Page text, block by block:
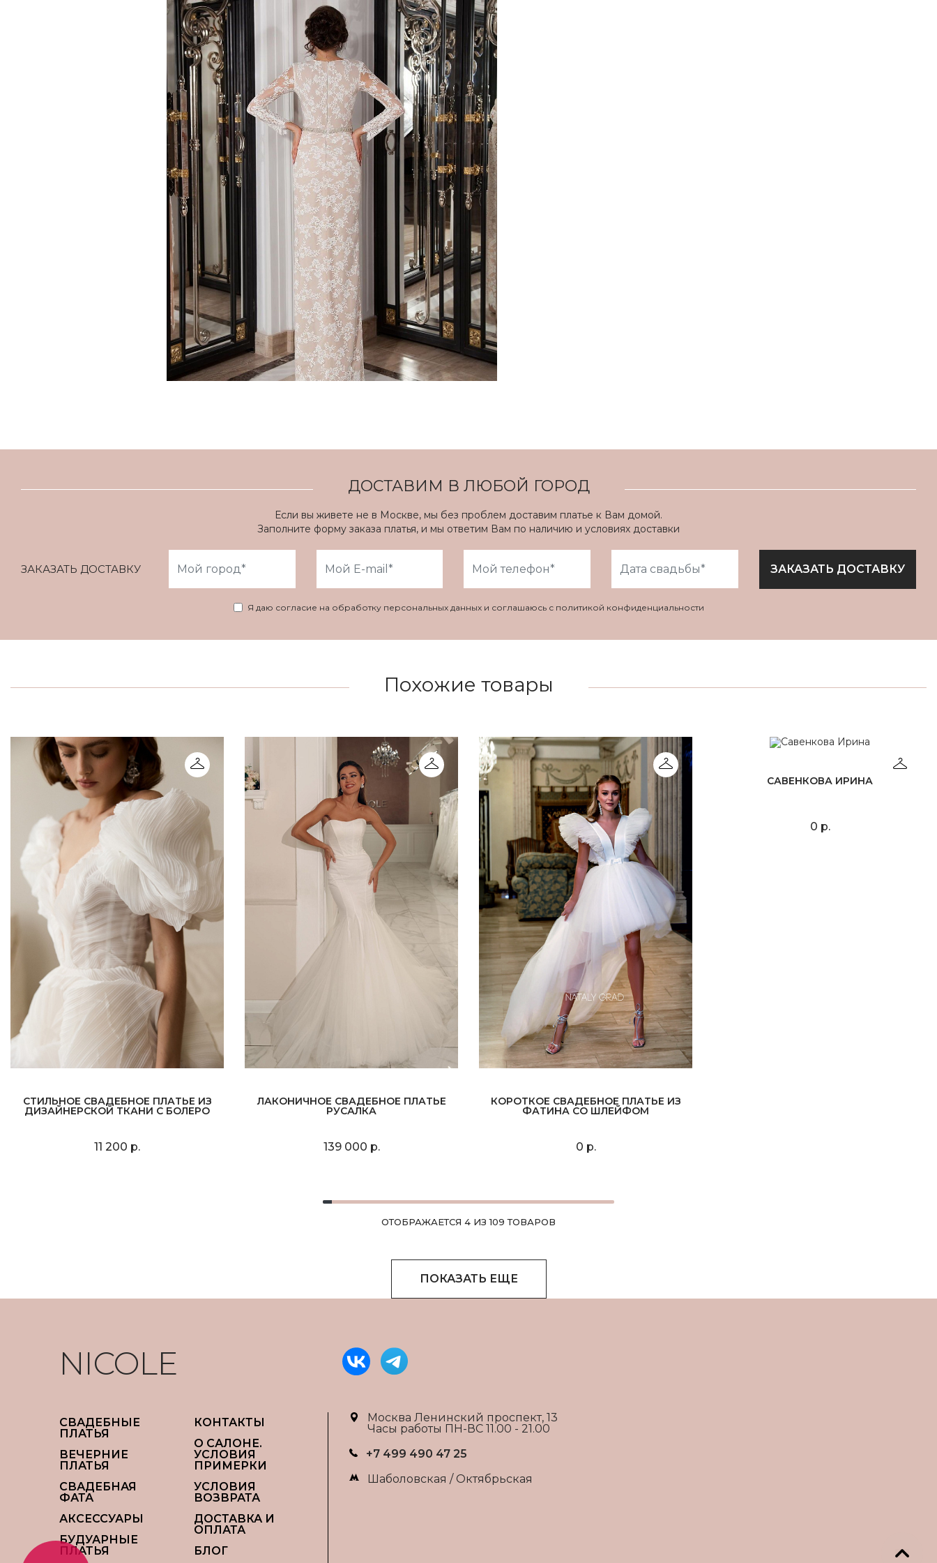
ДОСТАВИМ В ЛЮБОЙ ГОРОД
Если вы живете не в Москве, мы без проблем доставим платье к Вам домой.
Заполните форму заказа платья, и мы ответим Вам по наличию и условиях доставки
ЗАКАЗАТЬ ДОСТАВКУ ЗАКАЗАТЬ ДОСТАВКУ
Я даю согласие на обработку персональных данных и соглашаюсь с политикой конфиденциальности
Похожие товары
СТИЛЬНОЕ СВАДЕБНОЕ ПЛАТЬЕ ИЗ
ДИЗАЙНЕРСКОЙ ТКАНИ С БОЛЕРО
11 200 р.
ЛАКОНИЧНОЕ СВАДЕБНОЕ ПЛАТЬЕ
РУСАЛКА
139 000 р.
КОРОТКОЕ СВАДЕБНОЕ ПЛАТЬЕ ИЗ
ФАТИНА СО ШЛЕЙФОМ
0 р.
САВЕНКОВА ИРИНА
0 р.
ОТОБРАЖАЕТСЯ 4 ИЗ 109 ТОВАРОВ
ПОКАЗАТЬ ЕЩЕ
NICOLE
СВАДЕБНЫЕ
ПЛАТЬЯ
ВЕЧЕРНИЕ
ПЛАТЬЯ
СВАДЕБНАЯ
ФАТА
АКСЕССУАРЫ
БУДУАРНЫЕ
ПЛАТЬЯ
КОНТАКТЫ
О САЛОНЕ.
УСЛОВИЯ
ПРИМЕРКИ
УСЛОВИЯ
ВОЗВРАТА
ДОСТАВКА И
ОПЛАТА
БЛОГ
Москва Ленинский проспект, 13
Часы работы ПН-ВС 11.00 - 21.00
+7 499 490 47 25
Шаболовская / Октябрьская